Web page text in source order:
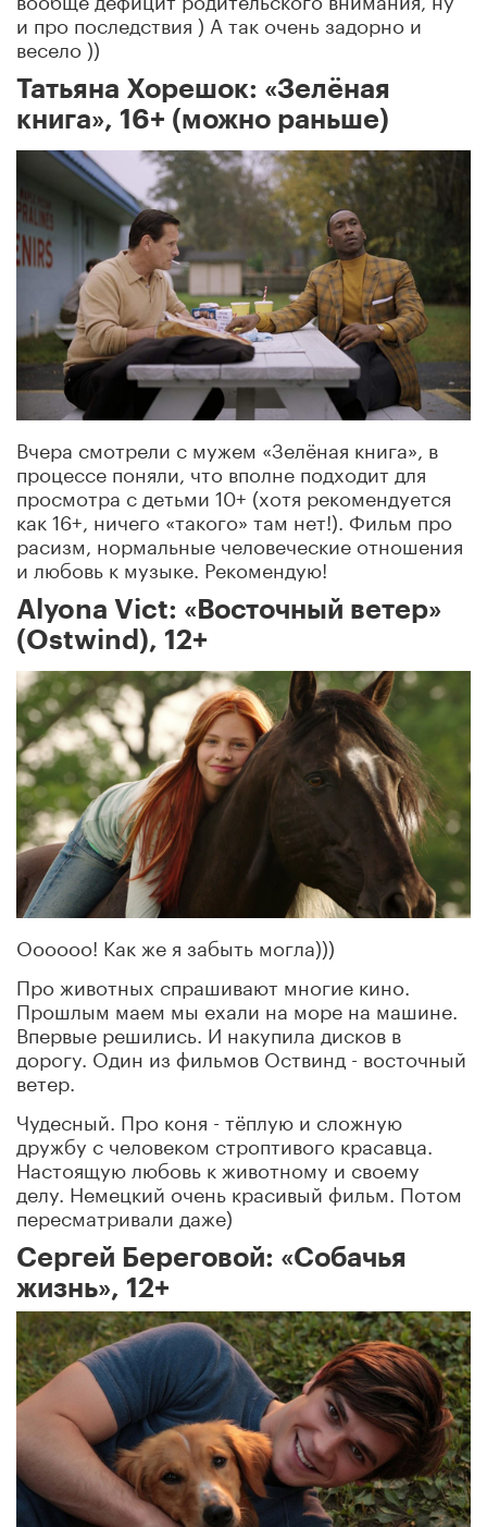
и про последствия ) А так очень задорно и
весело ))
Татьяна Хорешок: «Зелёная
книга», 16+ (можно раньше)
Вчера смотрели с мужем «Зелёная книга», в
процессе поняли, что вполне подходит для
просмотра с детьми 10+ (хотя рекомендуется
как 16+, ничего «такого» там нет!). Фильм про
расизм, нормальные человеческие отношения
и любовь к музыке. Рекомендую!
Alyona Vict: «Восточный ветер»
(Ostwind), 12+
Оооооо! Как же я забыть могла)))
Про животных спрашивают многие кино.
Прошлым маем мы ехали на море на машине.
Впервые решились. И накупила дисков в
дорогу. Один из фильмов Оствинд - восточный
ветер.
Чудесный. Про коня - тёплую и сложную
дружбу с человеком строптивого красавца.
Настоящую любовь к животному и своему
делу. Немецкий очень красивый фильм. Потом
пересматривали даже)
Сергей Береговой: «Собачья
жизнь», 12+